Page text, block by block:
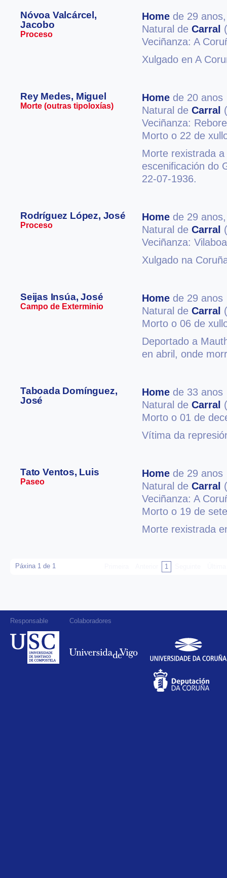
Nóvoa Valcárcel,
Jacobo
Proceso
Home de 29
Natural de Carral
Veciñanza: A
Xulgado en A
Rey Medes, Miguel
Morte (outras tipoloxías)
Home de 20 anos
Natural de Carral
Veciñanza:
Morto o 22 de
Morte rexistrada
escenificación do
22-07-1936.
Rodríguez López, José
Proceso
Home de 29
Natural de Carral
Veciñanza:
Xulgado na
Seijas Insúa, José
Campo de Exterminio
Home de 29 anos
Natural de Carral
Morto o 06 de
Deportado a
en abril, onde
Taboada Domínguez,
José
Home de 33 anos
Natural de Carral
Morto o 01 de
Vítima da
Tato Ventos, Luis
Paseo
Home de 29 anos
Natural de Carral
Veciñanza: A
Morto o 19 de
Morte rexistrada
Páxina 1 de 1 1
Responsable Colaboradores